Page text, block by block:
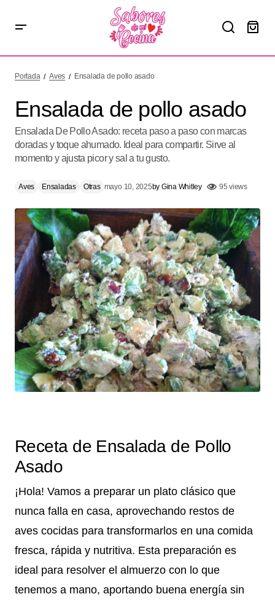
Portada Aves Ensalada de pollo asado
Ensalada de pollo asado
Ensalada De Pollo Asado: receta paso a paso con marcas
doradas y toque ahumado. Ideal para compartir. Sirve al
momento y ajusta picor y sal a tu gusto.
Aves Ensaladas Otras mayo 10, 2025by Gina Whitley 95 views
Receta de Ensalada de Pollo
Asado
¡Hola! Vamos a preparar un plato clásico que
nunca falla en casa, aprovechando restos de
aves cocidas para transformarlos en una comida
fresca, rápida y nutritiva. Esta preparación es
ideal para resolver el almuerzo con lo que
tenemos a mano, aportando buena energía sin